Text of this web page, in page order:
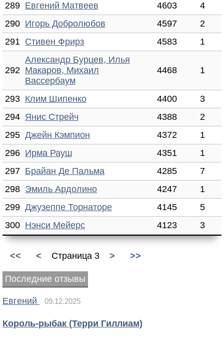
289 Евгений Матвеев 4603
4
290 Игорь Добролюбов 4597
2
291 Стивен Фрирз 4583 1
292
Александр Бурцев, Илья
Макаров, Михаил
Вассербаум
4468 1
293 Клим Шипенко 4400
3
294 Янис Стрейч 4388
2
295 Джейн Кэмпион 4372
1
296 Ирма Рауш 4351
1
297 Брайан Де Пальма 4285
7
298 Эмиль Ардолино 4247
1
299 Джузеппе Торнаторе 4145
5
300 Нэнси Мейерс 4123 3
<< < Страница 3 > >>
Последние отзывы
Евгений 09.12.2025
Король-рыбак (Терри Гиллиам)